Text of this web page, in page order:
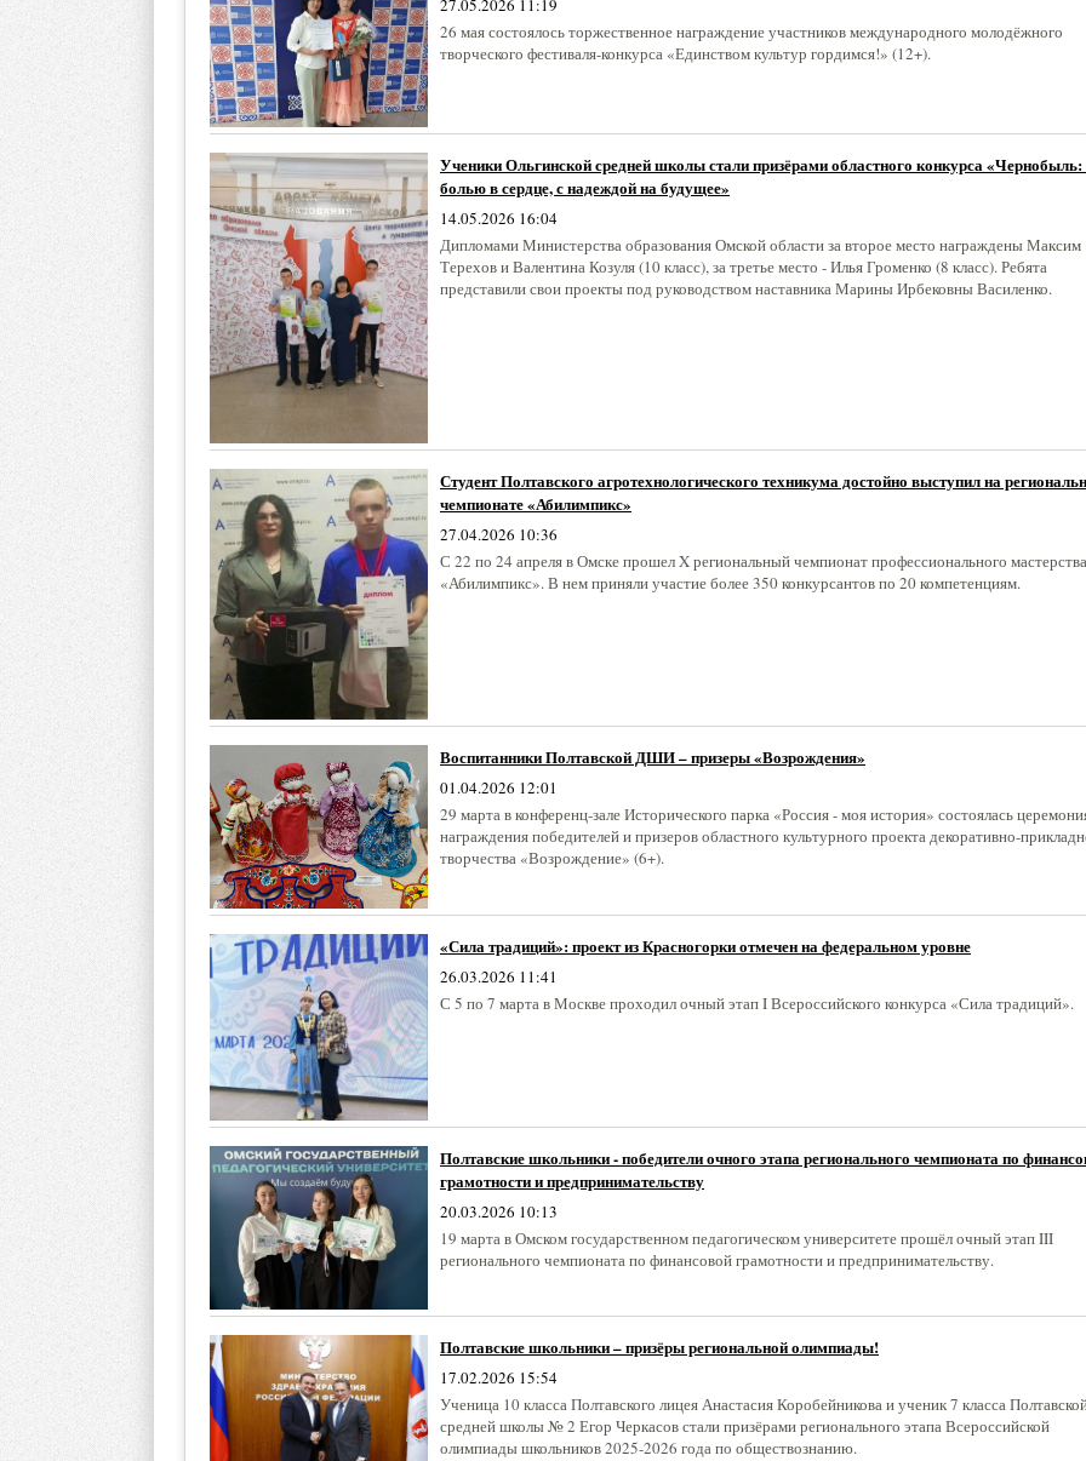
27.05.2026 11:19
26 мая состоялось торжественное награждение участников международного молодёжного
творческого фестиваля-конкурса «Единством культур гордимся!» (12+).
Ученики Ольгинской средней школы стали призёрами областного конкурса «Чернобыль:
болью в сердце, с надеждой на будущее»
14.05.2026 16:04
Дипломами Министерства образования Омской области за второе место награждены Максим
Терехов и Валентина Козуля (10 класс), за третье место - Илья Громенко (8 класс). Ребята
представили свои проекты под руководством наставника Марины Ирбековны Василенко.
Студент Полтавского агротехнологического техникума достойно выступил на
чемпионате «Абилимпикс»
27.04.2026 10:36
С 22 по 24 апреля в Омске прошел X региональный чемпионат профессионального мастерства
«Абилимпикс». В нем приняли участие более 350 конкурсантов по 20 компетенциям.
Воспитанники Полтавской ДШИ – призеры «Возрождения»
01.04.2026 12:01
29 марта в конференц-зале Исторического парка «Россия - моя история» состоялась
награждения победителей и призеров областного культурного проекта декоративно-
творчества «Возрождение» (6+).
«Сила традиций»: проект из Красногорки отмечен на федеральном уровне
26.03.2026 11:41
С 5 по 7 марта в Москве проходил очный этап I Всероссийского конкурса «Сила традиций».
Полтавские школьники - победители очного этапа регионального чемпионата по
грамотности и предпринимательству
20.03.2026 10:13
19 марта в Омском государственном педагогическом университете прошёл очный этап III
регионального чемпионата по финансовой грамотности и предпринимательству.
Полтавские школьники – призёры региональной олимпиады!
17.02.2026 15:54
Ученица 10 класса Полтавского лицея Анастасия Коробейникова и ученик 7 класса
средней школы № 2 Егор Черкасов стали призёрами регионального этапа Всероссийской
олимпиады школьников 2025-2026 года по обществознанию.